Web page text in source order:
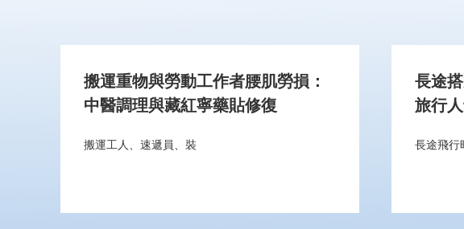
搬運重物與勞動工作者腰肌勞損：
中醫調理與藏紅寧藥貼修復
搬運工人、速遞員、裝
長途
旅行
長途飛行